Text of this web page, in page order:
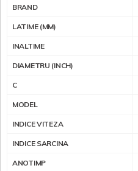
BRAND
LATIME (MM)
INALTIME
DIAMETRU (INCH)
C
MODEL
INDICE VITEZA
INDICE SARCINA
ANOTIMP